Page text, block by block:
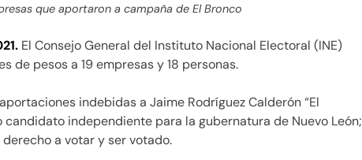
que aportaron a campaña de El Bronco
El Consejo General del Instituto Nacional Electoral (INE)
de pesos a 19 empresas y 18 personas.
indebidas a Jaime Rodríguez Calderón “El
candidato independiente para la gubernatura de Nuevo León;
a votar y ser votado.